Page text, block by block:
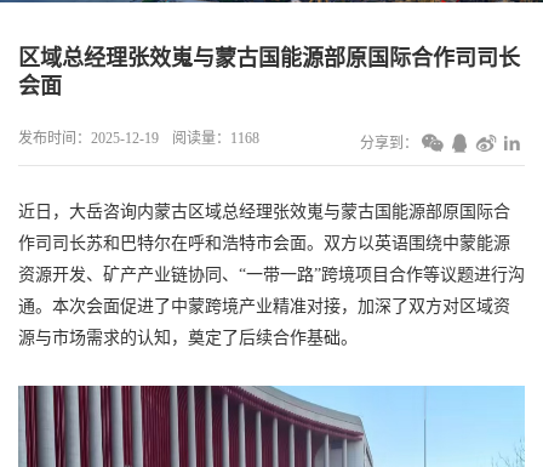
区域总经理张效嵬与蒙古国能源部原国际合作司司长
会面
发布时间：2025-12-19 阅读量：1168 分享到：
近日，大岳咨询内蒙古区域总经理张效嵬与蒙古国能源部原国际合
作司司长苏和巴特尔在呼和浩特市会面。双方以英语围绕中蒙能源
资源开发、矿产产业链协同、“一带一路”跨境项目合作等议题进行沟
通。本次会面促进了中蒙跨境产业精准对接，加深了双方对区域资
源与市场需求的认知，奠定了后续合作基础。